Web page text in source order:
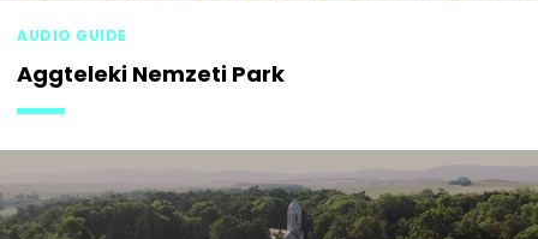
AUDIO GUIDE
Aggteleki Nemzeti Park